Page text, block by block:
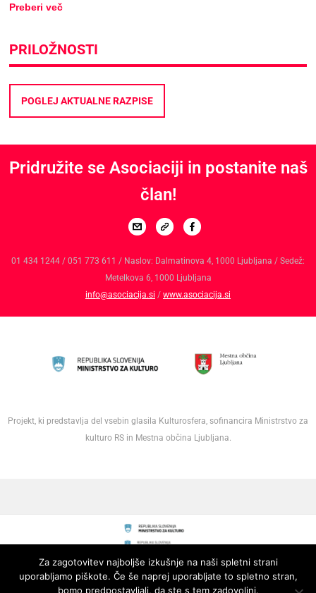
Preberi več
PRILOŽNOSTI
POGLEJ AKTUALNE RAZPISE
Pridružite se Asociaciji in postanite naš
član!
01 434 1244 / 051 773 611 / Naslov: Dalmatinova 4, 1000 Ljubljana / Sedež:
Metelkova 6, 1000 Ljubljana
info@asociacija.si / www.asociacija.si
Projekt, ki predstavlja del vsebin glasila Kulturosfera, sofinancira Ministrstvo za
kulturo RS in Mestna občina Ljubljana.
Za zagotovitev najboljše izkušnje na naši spletni strani
uporabljamo piškote. Če še naprej uporabljate to spletno stran,
bomo predpostavljali, da ste s tem zadovoljni.